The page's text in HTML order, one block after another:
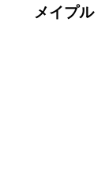
メイプル